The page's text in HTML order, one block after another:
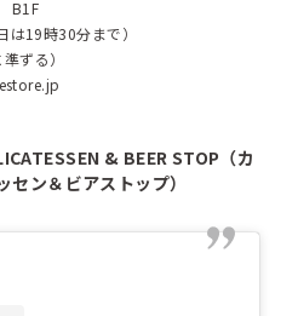
B1F
19時30分まで）
ずる）
& BEER STOP（カ
ン＆ビアストップ）